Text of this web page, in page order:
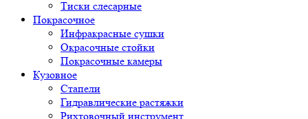
Тиски слесарные
Покрасочное
Инфракрасные сушки
Окрасочные стойки
Покрасочные камеры
Кузовное
Стапели
Гидравлические растяжки
Рихтовочный инструмент